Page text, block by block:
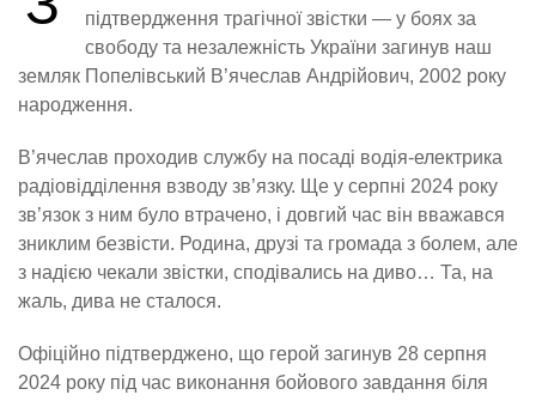
підтвердження трагічної звістки — у боях за
свободу та незалежність України загинув наш
земляк Попелівський В’ячеслав Андрійович, 2002 року
народження.
В’ячеслав проходив службу на посаді водія-електрика
радіовідділення взводу зв’язку. Ще у серпні 2024 року
зв’язок з ним було втрачено, і довгий час він вважався
зниклим безвісти. Родина, друзі та громада з болем, але
з надією чекали звістки, сподівались на диво… Та, на
жаль, дива не сталося.
Офіційно підтверджено, що герой загинув 28 серпня
2024 року під час виконання бойового завдання біля